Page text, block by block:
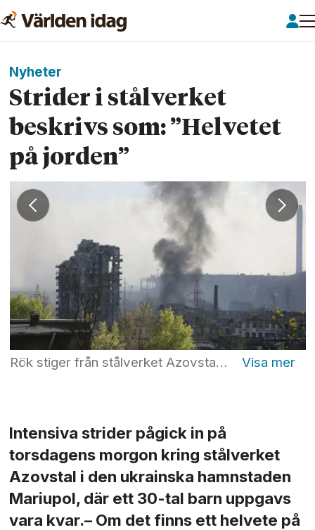
Nyheter
Strider i stålverket
beskrivs som: ”Helvetet
på jorden”
Rök stiger från stålverket Azovstal i Mariupol på onsdagen. I kulvertar och skyddsrum under verket gömmer sig civila och ukrainska soldater. Nedre bilden: Satellitbild från företaget Planet Labs PBC över Azovstal-stålverket i Mariupol, tagen onsdagen 4 maj. Foto: Alexei Alexandrov/AP/TT & Planet Labs PBC/AP/TT
Intensiva strider pågick in på
torsdagens morgon kring stålverket
Azovstal i den ukrainska hamnstaden
Mariupol, där ett 30-tal barn uppgavs
vara kvar.– Om det finns ett helvete på